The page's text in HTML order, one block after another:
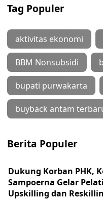
Tag Populer
aktivitas ekonomi
BBM Nonsubsidi
bupati purwakarta
buyback antam
Berita Populer
Dukung Korban PHK,
Sampoerna Gelar
Upskilling dan